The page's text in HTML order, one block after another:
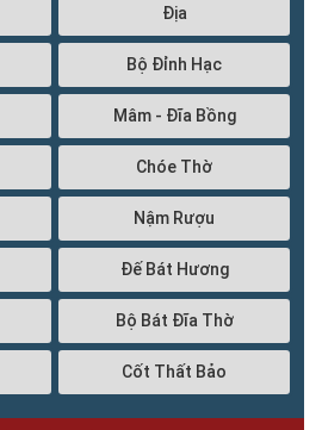
Địa
Bộ Đỉnh Hạc
Mâm - Đĩa Bồng
Chóe Thờ
Nậm Rượu
Đế Bát Hương
Bộ Bát Đĩa Thờ
Cốt Thất Bảo